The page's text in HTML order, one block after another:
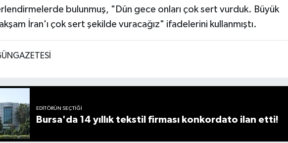
bulunmuş, "Dün gece onları çok sert vurduk. Büyük
İran'ı çok sert şekilde vuracağız" ifadelerini kullanmıştı.
EDITÖRÜN SEÇTIĞI
Bursa'da 14 yıllık tekstil firması konkordato ilan etti!